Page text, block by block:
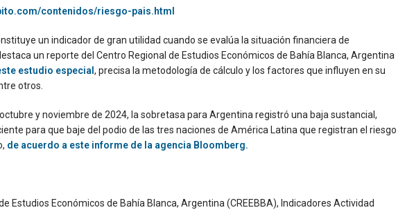
contenidos/riesgo-pais.html
un indicador de gran utilidad cuando se evalúa la situación financiera de
un reporte del Centro Regional de Estudios Económicos de Bahía Blanca, Argentina
estudio especial , precisa la metodología de cálculo y los factores que influyen en su
otros.
y noviembre de 2024, la sobretasa para Argentina registró una baja sustancial,
para que baje del podio de las tres naciones de América Latina que registran el riesgo
de acuerdo a este informe de la agencia Bloomberg.
Estudios Económicos de Bahía Blanca, Argentina (CREEBBA), Indicadores Actividad